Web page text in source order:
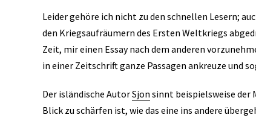
Leider gehöre ich nicht zu den schnellen Lesern;
den Kriegsaufräumern des Ersten Weltkriegs
Zeit, mir einen Essay nach dem anderen
in einer Zeitschrift ganze Passagen ankreuze und
Der isländische AutorSjon sinnt beispielsweise der
Blick zu schärfen ist, wie das eine ins andere